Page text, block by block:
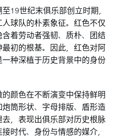
19世纪末俱乐部创立时期，
球队的朴素象征。红色不仅
着劳动者强韧、质朴、团结
初的根基。因此，红色对阿
种深植于历史背景中的身份
颜色在不断演变中保持鲜明
筒形状、字母排版、盾形造
，表现出俱乐部对历史根脉
时代、身份与情感的媒介，